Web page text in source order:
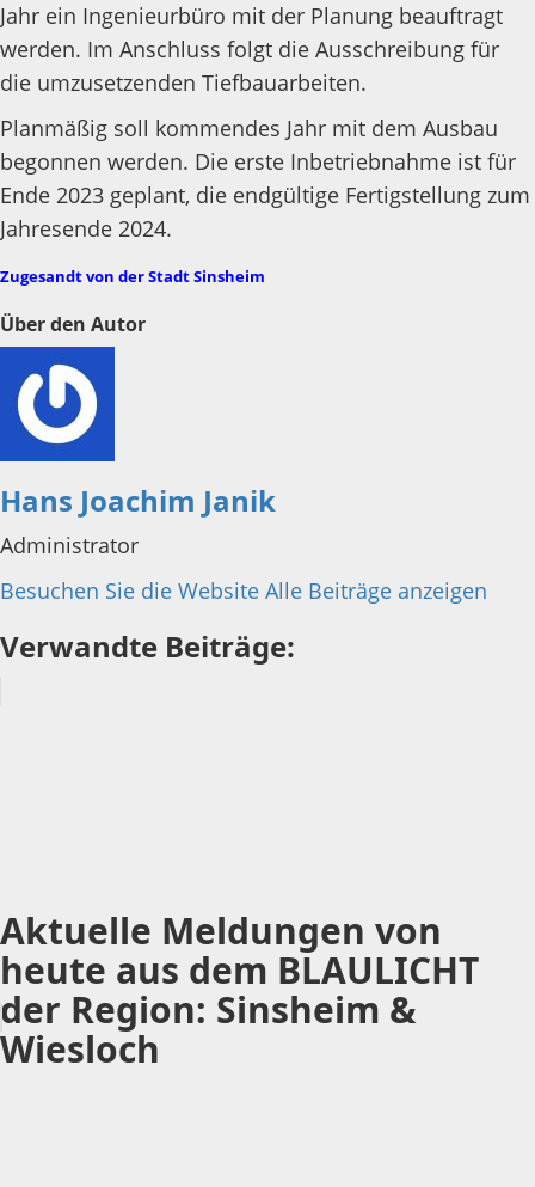
Jahr ein Ingenieurbüro mit der Planung beauftragt
werden. Im Anschluss folgt die Ausschreibung für
die umzusetzenden Tiefbauarbeiten.
Planmäßig soll kommendes Jahr mit dem Ausbau
begonnen werden. Die erste Inbetriebnahme ist für
Ende 2023 geplant, die endgültige Fertigstellung zum
Jahresende 2024.
Zugesandt von der Stadt Sinsheim
Über den Autor
Hans Joachim Janik
Administrator
Besuchen Sie die Website Alle Beiträge anzeigen
Verwandte Beiträge:
Aktuelle Meldungen von
heute aus dem BLAULICHT
der Region: Sinsheim &
Wiesloch